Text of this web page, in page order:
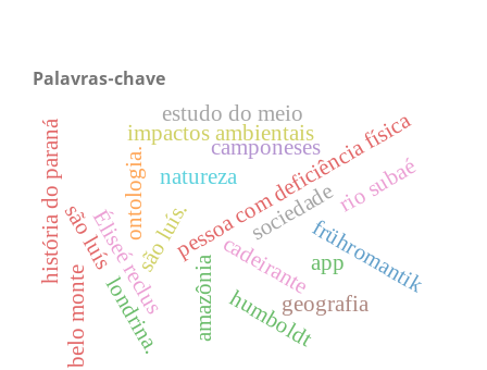
Palavras-chave
pessoa com deficiência física
cadeirante
são luís.
Éliseé reclus
natureza
sociedade
geografia
camponeses
impactos ambientais
frühromantik
humboldt
ontologia.
são luís
história do paraná rio subaé
app
amazônia
belo monte londrina.
estudo do meio